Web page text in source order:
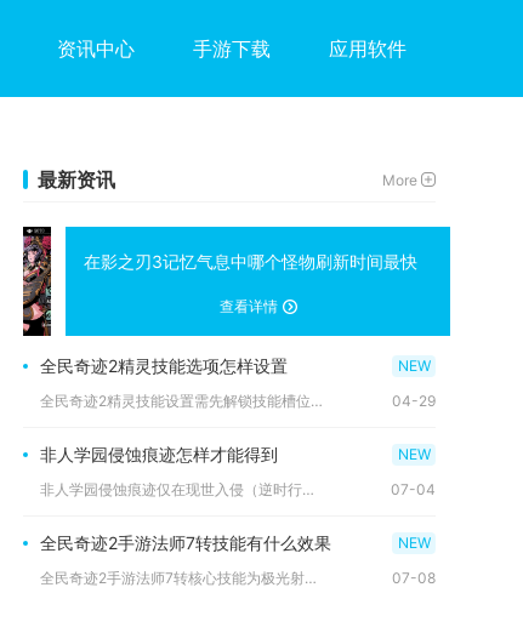
资讯中心 手游下载 应用软件
最新资讯 More
在影之刃3记忆气息中哪个怪物刷新时间最快
查看详情
全民奇迹2精灵技能选项怎样设置
全民奇迹2精灵技能设置需先解锁技能槽位，再按精灵类型与职业定... 04-29
非人学园侵蚀痕迹怎样才能得到
非人学园侵蚀痕迹仅在现世入侵（逆时行动）活动产出，通过探测器... 07-04
全民奇迹2手游法师7转技能有什么效果
全民奇迹2手游法师7转核心技能为极光射线、黑龙领域、寒冰风暴... 07-08